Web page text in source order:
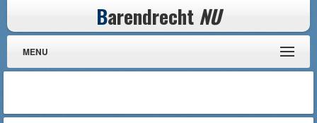
Barendrecht NU
MENU